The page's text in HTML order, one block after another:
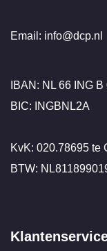
Email: info@dcp.nl
IBAN: NL 66 ING
BIC: INGBNL2A
KvK: 020.78695 te
BTW: